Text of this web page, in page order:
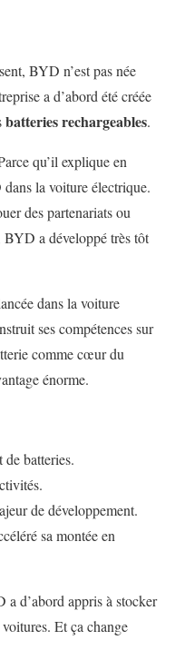
BYD n’est pas née
a d’abord été créée
batteries rechargeables.
qu’il explique en
la voiture électrique.
des partenariats ou
BYD a développé très tôt
dans la voiture
ses compétences sur
comme cœur du
énorme.
batteries.
de développement.
sa montée en
d’abord appris à stocker
Et ça change